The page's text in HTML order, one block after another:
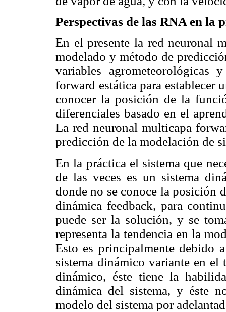
Perspectivas de las RNA en la
En el presente la red neuronal
modelado y método de
variables agrometeorológicas
forward estática para establecer
conocer la posición de la
diferenciales basado en el
La red neuronal multicapa
predicción de la modelación de
En la práctica el sistema que
de las veces es un sistema
donde no se conoce la posición
dinámica feedback, para
puede ser la solución, y se
representa la tendencia en la
Esto es principalmente debido
sistema dinámico variante en el
dinámico, éste tiene la
dinámica del sistema, y éste
modelo del sistema por